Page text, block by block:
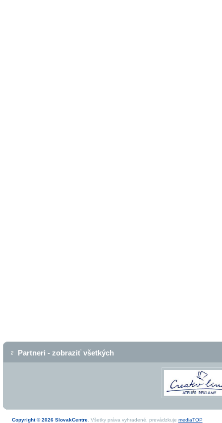
Partneri - zobraziť všetkých
Copyright © 2026 SlovakCentre. Všetky práva vyhradené, prevádzkuje mediaTOP